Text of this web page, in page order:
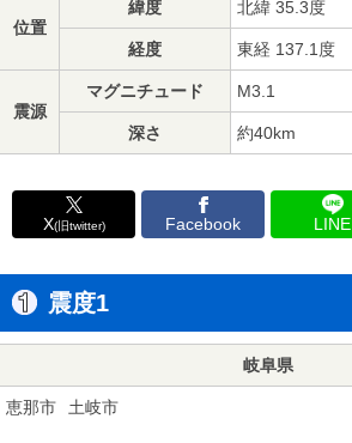
位置
緯度 北緯 35.3度
経度 東経 137.1度
震源
マグニチュード M3.1
深さ 約40km
X(旧twitter) Facebook LINE
震度1
岐阜県
恵那市 土岐市